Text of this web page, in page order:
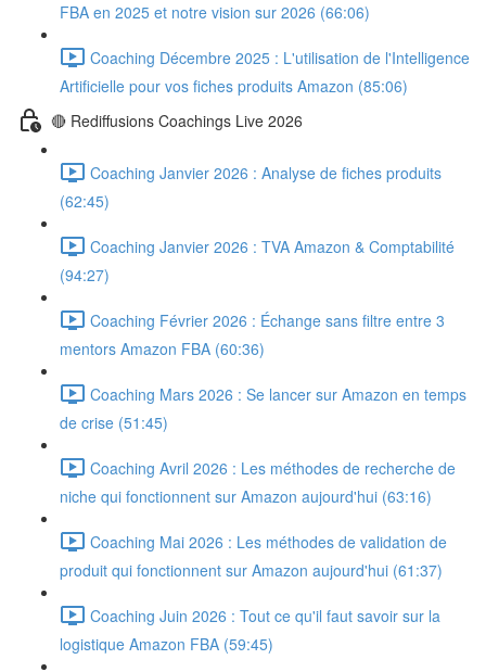
FBA en 2025 et notre vision sur 2026 (66:06)
Coaching Décembre 2025 : L'utilisation de l'Intelligence
Artificielle pour vos fiches produits Amazon (85:06)
🔴 Rediffusions Coachings Live 2026
Coaching Janvier 2026 : Analyse de fiches produits
(62:45)
Coaching Janvier 2026 : TVA Amazon & Comptabilité
(94:27)
Coaching Février 2026 : Échange sans filtre entre 3
mentors Amazon FBA (60:36)
Coaching Mars 2026 : Se lancer sur Amazon en temps
de crise (51:45)
Coaching Avril 2026 : Les méthodes de recherche de
niche qui fonctionnent sur Amazon aujourd'hui (63:16)
Coaching Mai 2026 : Les méthodes de validation de
produit qui fonctionnent sur Amazon aujourd'hui (61:37)
Coaching Juin 2026 : Tout ce qu'il faut savoir sur la
logistique Amazon FBA (59:45)